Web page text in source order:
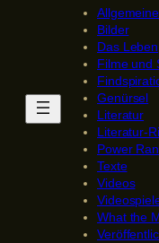
Bilder
Das Leben
Filme und
Genürsel
Literatur
Literatur-
Power
Texte
Videos
What the